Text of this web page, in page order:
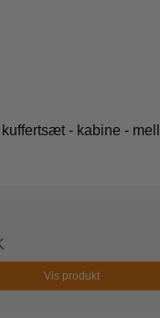
- kabine -
Vis produkt